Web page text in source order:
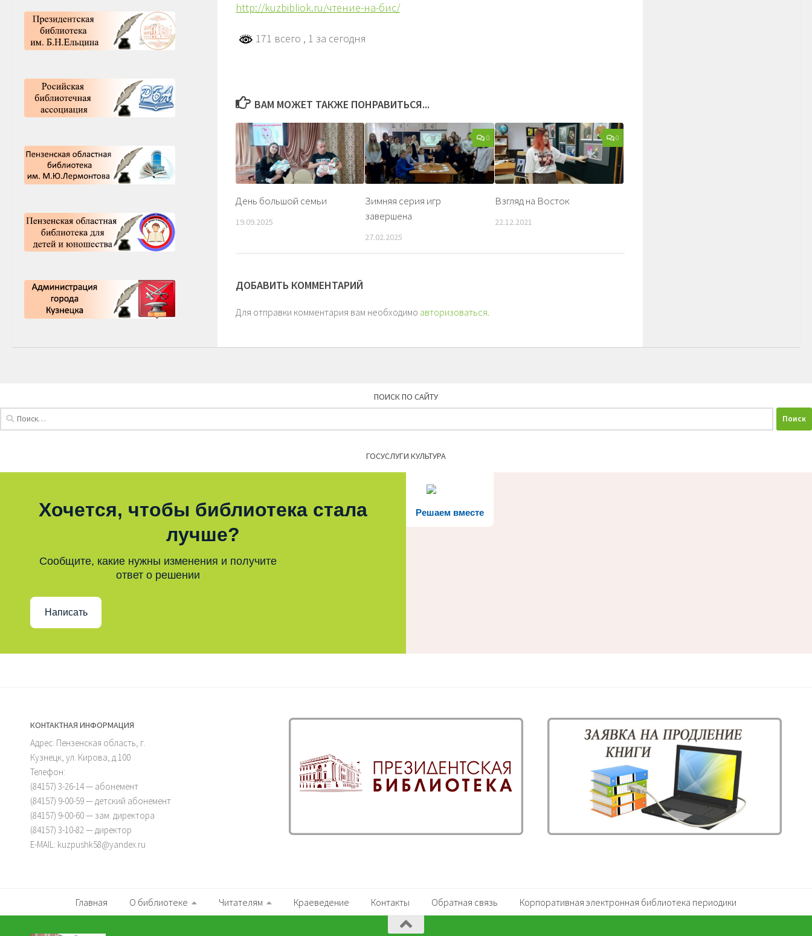
http://kuzbibliok.ru/чтение-на-бис/
171 всего , 1 за сегодня
ВАМ МОЖЕТ ТАКЖЕ ПОНРАВИТЬСЯ...
День большой семьи
19.09.2025
0
Зимняя серия игр
завершена
27.02.2025
0
Взгляд на Восток
22.12.2021
ДОБАВИТЬ КОММЕНТАРИЙ
Для отправки комментария вам необходимо авторизоваться
ПОИСК ПО САЙТУ
ГОСУСЛУГИ КУЛЬТУРА
Решаем вместе
Хочется, чтобы библиотека стала
лучше?
Сообщите, какие нужны изменения и получите
ответ о решении
Написать
КОНТАКТНАЯ ИНФОРМАЦИЯ
Адрес: Пензенская область, г.
Кузнецк, ул. Кирова, д.100
Телефон:
(84157) 3-26-14 — абонемент
(84157) 9-00-59 — детский абонемент
(84157) 9-00-60 — зам. директора
(84157) 3-10-82 — директор
E-MAIL: kuzpushk58@yandex.ru
Главная О библиотеке Читателям Краеведение Контакты Обратная связь Корпоративная электронная библиотека периодики